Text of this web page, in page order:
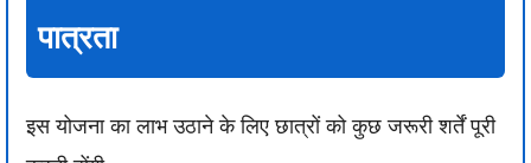
पात्रता
इस योजना का लाभ उठाने के लिए छात्रों को कुछ जरूरी शर्तें पूरी